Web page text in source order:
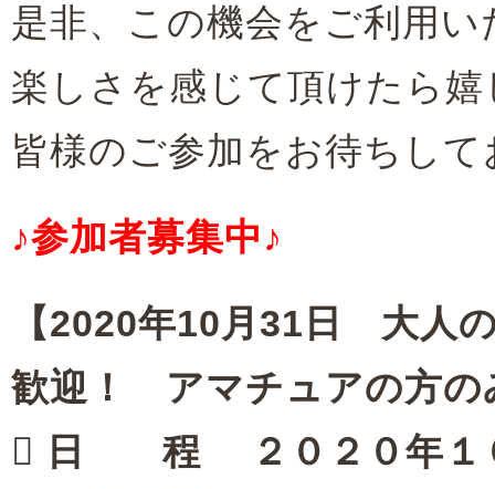
是非、この機会をご利用
楽しさを感じて頂けたら
皆様のご参加をお待ちし
♪参加者募集中♪
【2020年10月31日 大人
歓迎！ アマチュアの方の
 日 程 ２０２０年１